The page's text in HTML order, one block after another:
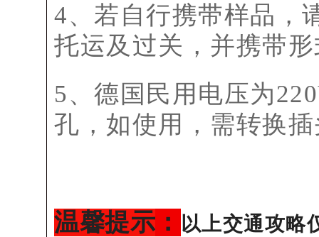
4、若自行携带样品，
托运及过关，并携带
5、德国民用电压为
孔，如使用，需转换
温馨提示 ： 以上交通攻略